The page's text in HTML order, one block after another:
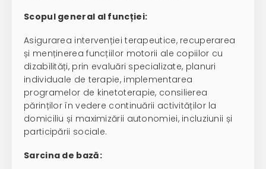
Scopul general al funcției:
Asigurarea intervenției terapeutice, recuperarea
și menținerea funcțiilor motorii ale copiilor cu
dizabilități, prin evaluări specializate, planuri
individuale de terapie, implementarea
programelor de kinetoterapie, consilierea
părinților în vedere continuării activităților la
domiciliu și maximizării autonomiei, incluziunii și
participării sociale.
Sarcina de bază: